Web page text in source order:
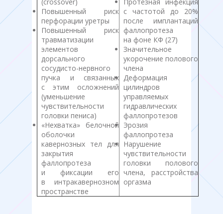
Повышенный риск
перфорации уретры
Повышенный риск
травматизации
элементов
дорсального
сосудисто-нервного
пучка и связанных
с этим осложнений
(уменьшение
чувствительности
головки пениса)
«Нехватка» белочной
оболочки
кавернозных тел для
закрытия
фаллопротеза
и фиксации его
в интракавернозном
пространстве
с частотой до 20%
после имплантаций
фаллопротеза
на фоне КФ (27)
Значительное
укорочение полового
члена
Деформация
цилиндров
управляемых
гидравлических
фаллопротезов
Эрозия
фаллопротеза
Нарушение
чувствительности
головки полового
члена, расстройства
оргазма